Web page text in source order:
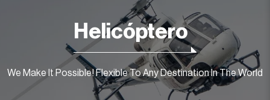
Helicóptero
We Make It Possible! Flexible To Any Destination In The World